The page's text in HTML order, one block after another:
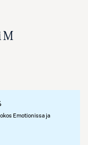
M
Emotionissa ja